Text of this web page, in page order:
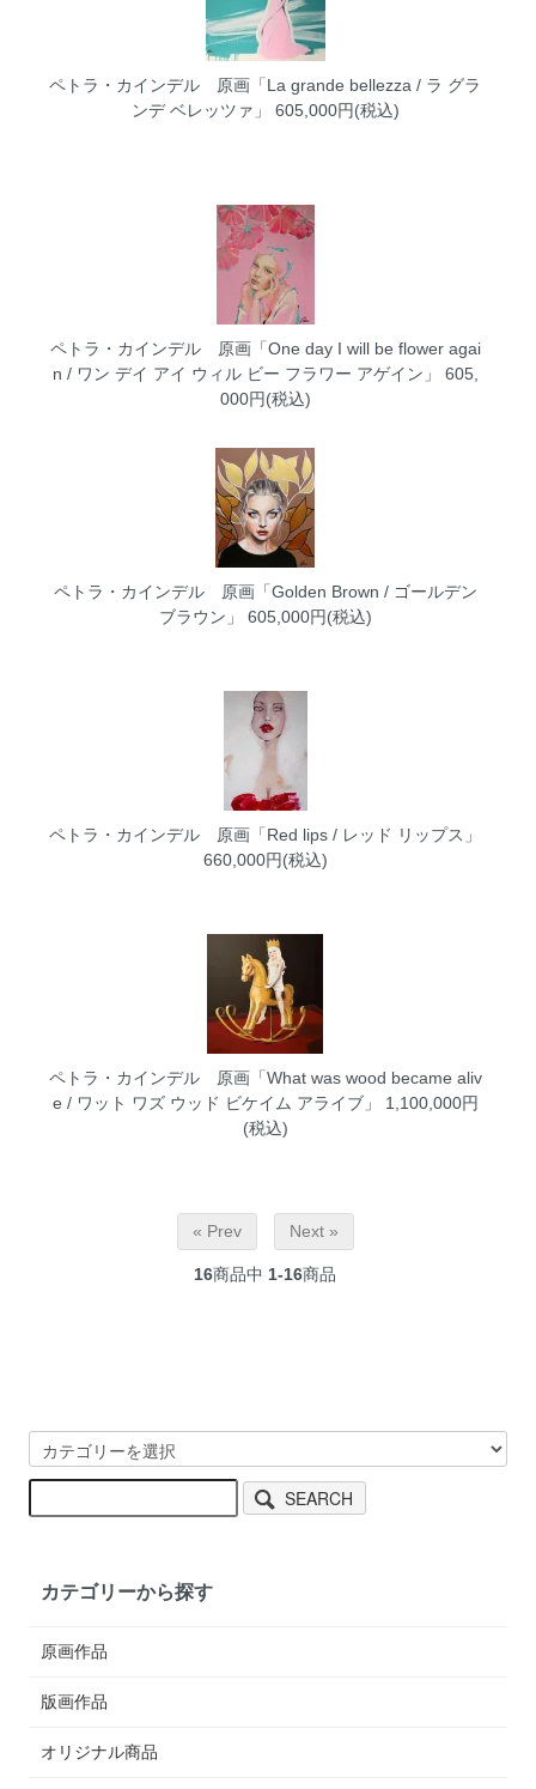
ペトラ・カインデル 原画「La grande bellezza / ラ グラ
ンデ ベレッツァ」
605,000円(税込)
ペトラ・カインデル 原画「One day I will be flower agai
n / ワン デイ アイ ウィル ビー フラワー アゲイン」
605,
000円(税込)
ペトラ・カインデル 原画「Golden Brown / ゴールデン
ブラウン」
605,000円(税込)
ペトラ・カインデル 原画「Red lips / レッド リップス」
660,000円(税込)
ペトラ・カインデル 原画「What was wood became aliv
e / ワット ワズ ウッド ビケイム アライブ」
1,100,000円
(税込)
« Prev Next »
16商品中 1-16商品
SEARCH
カテゴリーから探す
原画作品
版画作品
オリジナル商品